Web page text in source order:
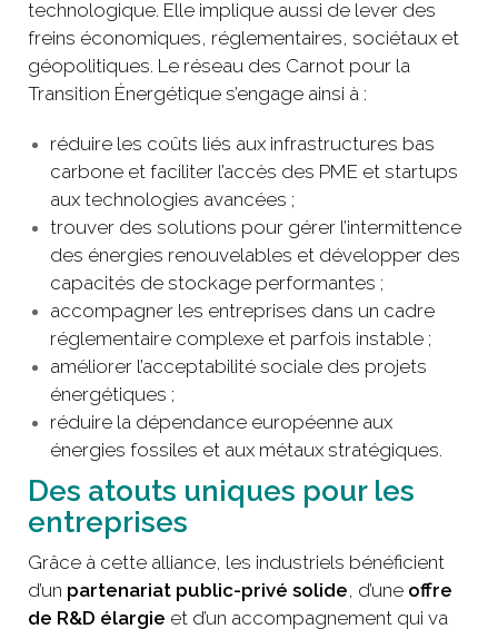
technologique. Elle implique aussi de lever des
freins économiques, réglementaires, sociétaux et
géopolitiques. Le réseau des Carnot pour la
Transition Énergétique s’engage ainsi à :
réduire les coûts liés aux infrastructures bas
carbone et faciliter l’accès des PME et startups
aux technologies avancées ;
trouver des solutions pour gérer l’intermittence
des énergies renouvelables et développer des
capacités de stockage performantes ;
accompagner les entreprises dans un cadre
réglementaire complexe et parfois instable ;
améliorer l’acceptabilité sociale des projets
énergétiques ;
réduire la dépendance européenne aux
énergies fossiles et aux métaux stratégiques.
Des atouts uniques pour les
entreprises
Grâce à cette alliance, les industriels bénéficient
d’un partenariat public-privé solide, d’une offre
de R&D élargie et d’un accompagnement qui va